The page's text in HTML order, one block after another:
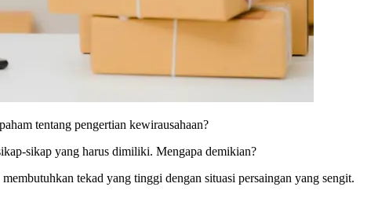
tentang pengertian kewirausahaan?
sikap yang harus dimiliki. Mengapa demikian?
tekad yang tinggi dengan situasi persaingan yang sengit.